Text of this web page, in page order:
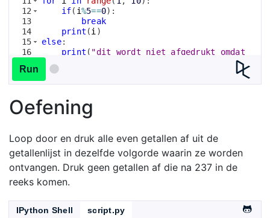
12
13
14
15
16
if( i%5==0) :
break
print (i )
else:
print ( "dit wordt niet afgedrukt omdat
de for-lus is beëindigd vanwege break maar
niet door een mislukking in de voorwaarde"
Run
Oefening
Loop door en druk alle even getallen af uit de
getallenlijst in dezelfde volgorde waarin ze worden
ontvangen. Druk geen getallen af die na 237 in de
reeks komen.
IPython Shell
script.py